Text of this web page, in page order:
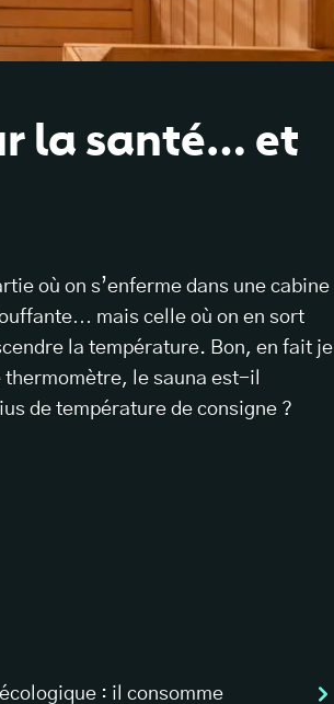
la santé… et
où on s’enferme dans une cabine
mais celle où on en sort
la température. Bon, en fait je
thermomètre, le sauna est-il
de température de consigne ?
: il consomme